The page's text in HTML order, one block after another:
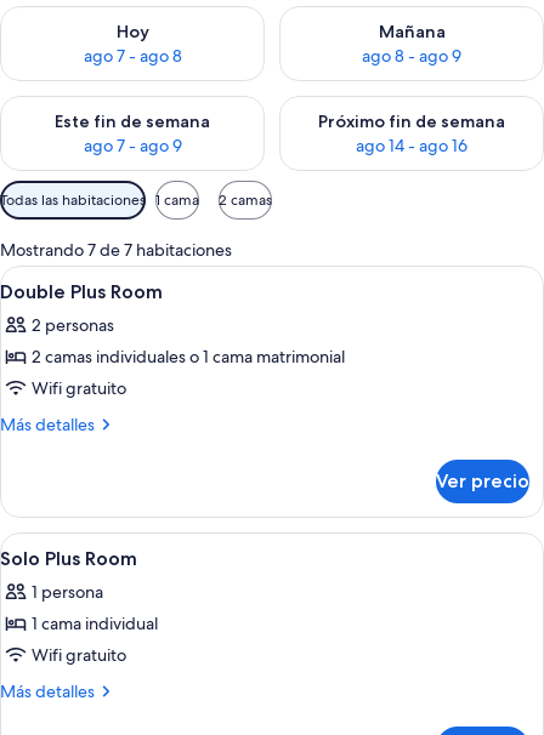
Hoy
ago 7 - ago 8
Consulta la disponibilidad para hoy ago 7 - ago 8
Mañana
ago 8 - ago 9
Consulta la disponibilidad
Este fin de semana
ago 7 - ago 9
Consulta la disponibilidad para este fin de semana ago 7 -
Próximo fin de semana
ago 14 - ago 16
Consulta la disponibilidad
Filtros
disponibles
para
las
habitaciones
Todas las habitaciones 1 cama 2 camas
Mostrando 7 de 7 habitaciones
Abrir
todas
las
fotos
de
Double
Escritorio, insonorización, wifi gratis
4
Double Plus Room
2 personas
2 camas individuales o 1 cama matrimonial
Wifi gratuito
Más detalles
Más
Plus
Room
Ver precio
Abrir
todas
las
fotos
de
Solo
Regadera, amenidades de baño
2
Solo Plus Room
1 persona
1 cama individual
Wifi gratuito
Más detalles
Más